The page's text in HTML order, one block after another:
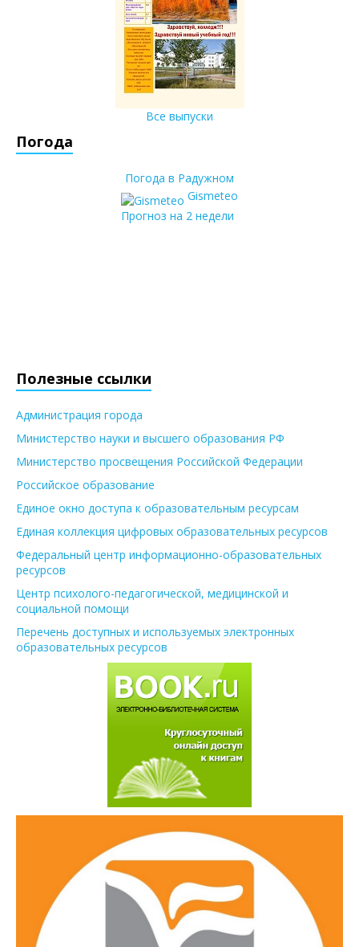
Все выпуски
Погода
Погода в Радужном
Gismeteo
Прогноз на 2 недели
Полезные ссылки
Администрация города
Министерство науки и высшего образования РФ
Министерство просвещения Российской Федерации
Российское образование
Единое окно доступа к образовательным ресурсам
Единая коллекция цифровых образовательных ресурсов
Федеральный центр информационно-образовательных
ресурсов
Центр психолого-педагогической, медицинской и
социальной помощи
Перечень доступных и используемых электронных
образовательных ресурсов